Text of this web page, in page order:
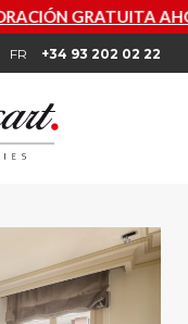
AHORA
FR +34 93 202 02 22